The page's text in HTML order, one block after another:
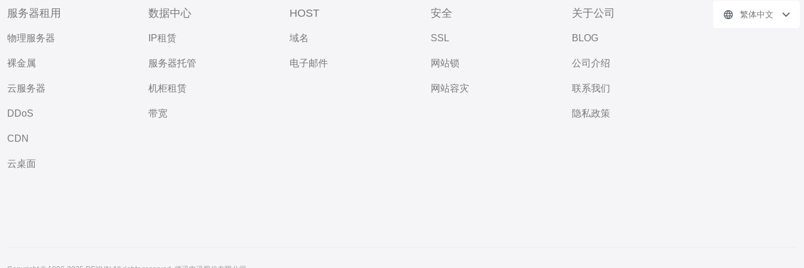
服务器租用
物理服务器
裸金属
云服务器
DDoS
CDN
云桌面
数据中心
IP租赁
服务器托管
机柜租赁
带宽
HOST
域名
电子邮件
安全
SSL
网站锁
网站容灾
关于公司
BLOG
公司介绍
联系我们
隐私政策
繁体中文